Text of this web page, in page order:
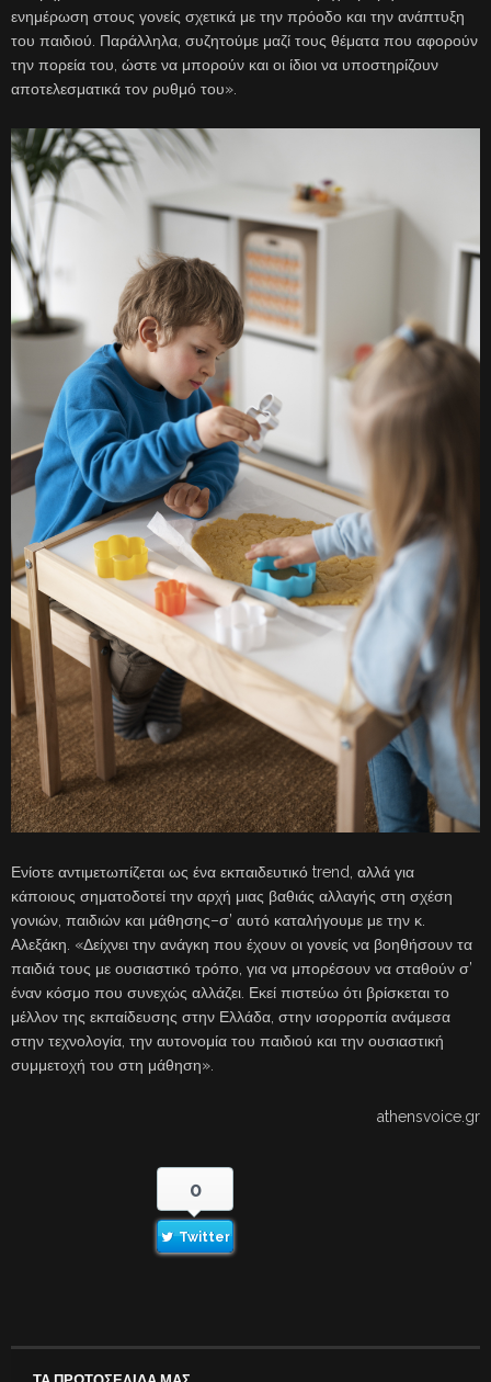
ενημέρωση στους γονείς σχετικά με την πρόοδο και την ανάπτυξη
του παιδιού. Παράλληλα, συζητούμε μαζί τους θέματα που αφορούν
την πορεία του, ώστε να μπορούν και οι ίδιοι να υποστηρίζουν
αποτελεσματικά τον ρυθμό του».
Ενίοτε αντιμετωπίζεται ως ένα εκπαιδευτικό trend, αλλά για
κάποιους σηματοδοτεί την αρχή μιας βαθιάς αλλαγής στη σχέση
γονιών, παιδιών και μάθησης–σ’ αυτό καταλήγουμε με την κ.
Αλεξάκη. «Δείχνει την ανάγκη που έχουν οι γονείς να βοηθήσουν τα
παιδιά τους με ουσιαστικό τρόπο, για να μπορέσουν να σταθούν σ’
έναν κόσμο που συνεχώς αλλάζει. Εκεί πιστεύω ότι βρίσκεται το
μέλλον της εκπαίδευσης στην Ελλάδα, στην ισορροπία ανάμεσα
στην τεχνολογία, την αυτονομία του παιδιού και την ουσιαστική
συμμετοχή του στη μάθηση».
athensvoice.gr
0
Twitter